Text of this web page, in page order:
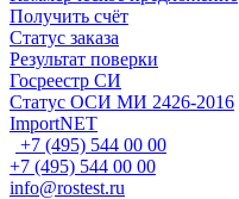
Получить счёт
Статус заказа
Результат поверки
Госреестр СИ
Статус ОСИ МИ 2426-2016
ImportNET
+7 (495) 544 00 00
+7 (495) 544 00 00
info@rostest.ru